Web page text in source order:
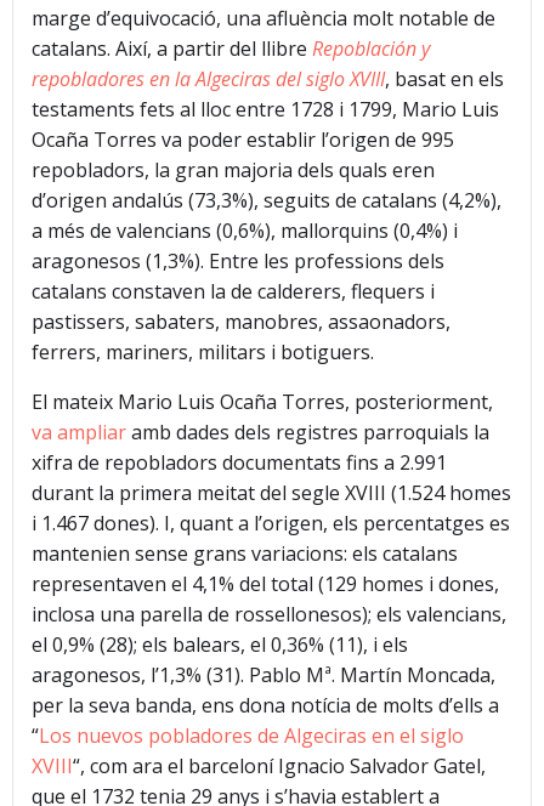
marge d’equivocació, una afluència molt notable de
catalans. Així, a partir del llibre Repoblación y
repobladores en la Algeciras del siglo XVIII, basat en els
testaments fets al lloc entre 1728 i 1799, Mario Luis
Ocaña Torres va poder establir l’origen de 995
repobladors, la gran majoria dels quals eren
d’origen andalús (73,3%), seguits de catalans (4,2%),
a més de valencians (0,6%), mallorquins (0,4%) i
aragonesos (1,3%). Entre les professions dels
catalans constaven la de calderers, flequers i
pastissers, sabaters, manobres, assaonadors,
ferrers, mariners, militars i botiguers.
El mateix Mario Luis Ocaña Torres, posteriorment,
va ampliaramb dades dels registres parroquials la
xifra de repobladors documentats fins a 2.991
durant la primera meitat del segle XVIII (1.524 homes
i 1.467 dones). I, quant a l’origen, els percentatges es
mantenien sense grans variacions: els catalans
representaven el 4,1% del total (129 homes i dones,
inclosa una parella de rossellonesos); els valencians,
el 0,9% (28); els balears, el 0,36% (11), i els
aragonesos, l’1,3% (31). Pablo Mª. Martín Moncada,
per la seva banda, ens dona notícia de molts d’ells a
“Los nuevos pobladores de Algeciras en el siglo
XVIII“, com ara el barceloní Ignacio Salvador Gatel,
que el 1732 tenia 29 anys i s’havia establert a